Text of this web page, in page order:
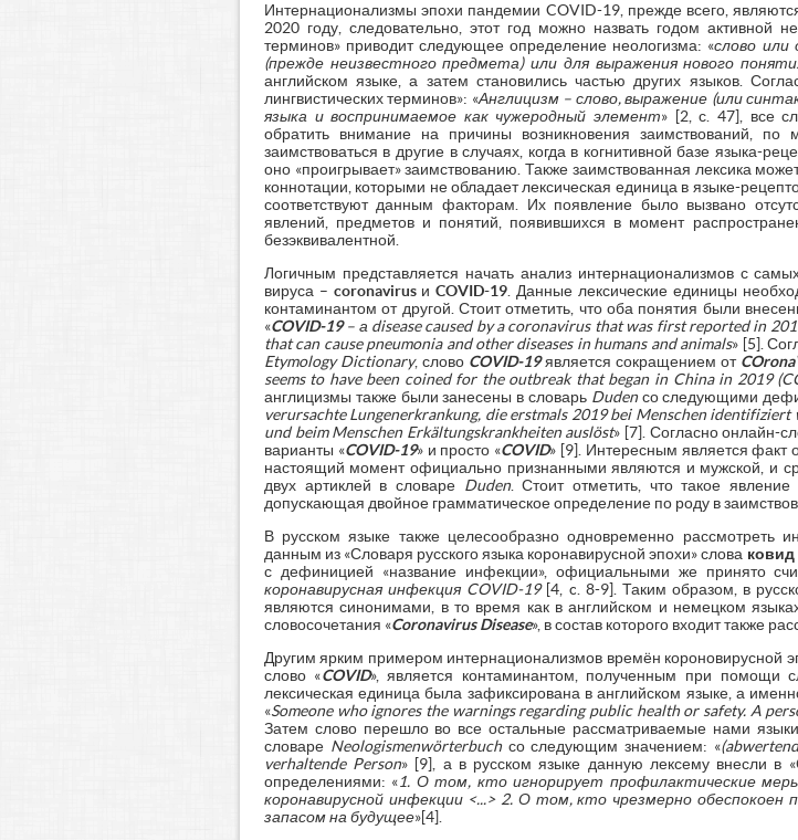
Интернационализмы эпохи пандемии COVID-19, прежде всего,
2020 году, следовательно, этот год можно назвать годом активной
терминов» приводит следующее определение неологизма: «слово или
(прежде неизвестного предмета) или для выражения нового
английском языке, а затем становились частью других языков.
лингвистических терминов»: «Англицизм – слово, выражение (или
языка и воспринимаемое как чужеродный элемент» [2, с. 47], все
обратить внимание на причины возникновения заимствований,
заимствоваться в другие в случаях, когда в когнитивной базе языка-
оно «проигрывает» заимствованию. Также заимствованная лексика
коннотации, которыми не обладает лексическая единица в языке-
соответствуют данным факторам. Их появление было вызвано
явлений, предметов и понятий, появившихся в момент
безэквивалентной.
Логичным представляется начать анализ интернационализмов с
вируса – coronavirusиCOVID-19 . Данные лексические единицы
контаминантом от другой. Стоит отметить, что оба понятия были
«COVID-19– а disease caused by a coronavirus that was first reported in
that can cause pneumonia and other diseases in humans and animals» [5].
Etymology Dictionary, слово COVID-19является сокращением от
seems to have been coined for the outbreak that began in China in 2019
англицизмы также были занесены в словарь Dudenсо следующими
verursachte Lungenerkrankung, die erstmals 2019 bei Menschen identifiziert
und beim Menschen Erkältungskrankheiten auslöst» [7]. Согласно онлайн-
варианты «COVID-19» и просто «COVID» [9]. Интересным является факт
настоящий момент официально признанными являются и мужской, и
двух артиклей в словаре Duden. Стоит отметить, что такое
допускающая двойное грамматическое определение по роду в
В русском языке также целесообразно одновременно рассмотреть
данным из «Словаря русского языка коронавирусной эпохи» слова ковид
с дефиницией «название инфекции», официальными же принято
коронавирусная инфекция COVID-19[4, c. 8-9]. Таким образом, в
являются синонимами, в то время как в английском и немецком
словосочетания «Coronavirus Disease», в состав которого входит также
Другим ярким примером интернационализмов времён короновирусной
слово «COVID», является контаминантом, полученным при помощи
лексическая единица была зафиксирована в английском языке, а
«Someone who ignores the warnings regarding public health or safety. A
Затем слово перешло во все остальные рассматриваемые нами
словаре Neologismenwörterbuchсо следующим значением: «
verhaltende Person» [9], а в русском языке данную лексему внесли в
определениями: «1. О том, кто игнорирует профилактические
коронавирусной инфекции <...> 2. О том, кто чрезмерно
запасом на будущее»[4].